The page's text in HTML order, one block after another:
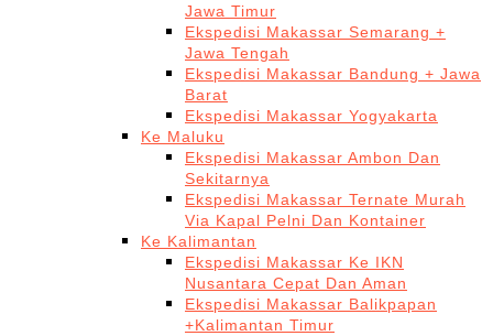
Jawa Timur
Ekspedisi Makassar Semarang +
Jawa Tengah
Ekspedisi Makassar Bandung + Jawa
Barat
Ekspedisi Makassar Yogyakarta
Ke Maluku
Ekspedisi Makassar Ambon Dan
Sekitarnya
Ekspedisi Makassar Ternate Murah
Via Kapal Pelni Dan Kontainer
Ke Kalimantan
Ekspedisi Makassar Ke IKN
Nusantara Cepat Dan Aman
Ekspedisi Makassar Balikpapan
+Kalimantan Timur